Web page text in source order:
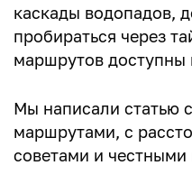
Маршруты по сезонам
Почему стоит поехать
Частые вопросы
каскады водопадов,
пробираться через
маршрутов доступны
Мы написали статью
маршрутами, с
советами и честными